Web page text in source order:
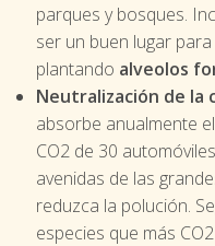
parques y bosques.
ser un buen lugar
plantando alveolos
Neutralización de la
absorbe anualmente
CO2 de 30
avenidas de las
reduzca la polución.
especies que más